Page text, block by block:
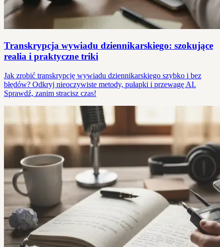
Transkrypcja wywiadu dziennikarskiego: szokujące
realia i praktyczne triki
Jak zrobić transkrypcję wywiadu dziennikarskiego szybko i bez
błędów? Odkryj nieoczywiste metody, pułapki i przewagę AI.
Sprawdź, zanim stracisz czas!